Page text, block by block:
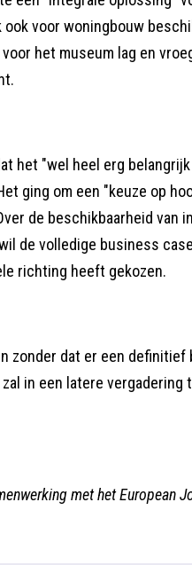
voor woningbouw
het museum lag en
het "wel heel erg
ging om een "keuze op
de beschikbaarheid van
de volledige business
richting heeft gekozen.
zonder dat er een definitief
in een latere
met het European